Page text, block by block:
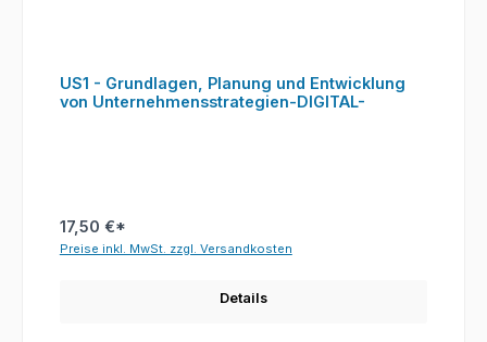
US1 - Grundlagen, Planung und Entwicklung
von Unternehmensstrategien-DIGITAL-
17,50 €*
Preise inkl. MwSt. zzgl. Versandkosten
Details